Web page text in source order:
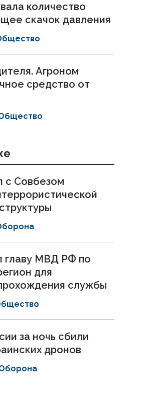
количество
скачок давления
Агроном
средство от
с Совбезом
главу МВД РФ по
для
службы
за ночь сбили
дронов